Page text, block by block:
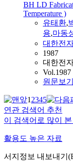
BH LD
Temperature )
유태환,
용,마동
대한전
1987
대한전
Vol.1987
원문보기
12345
연관 검색어 추천
이 검색어로 많이
활용도 높은 자료
서지정보 내보내기